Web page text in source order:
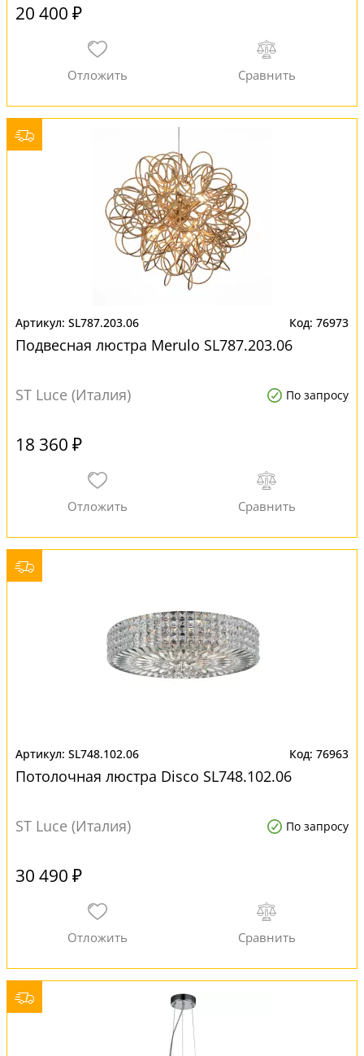
20 400 ₽
SL787.203.06 76973
Подвесная люстра Merulo SL787.203.06
ST Luce (Италия) По запросу
18 360 ₽
SL748.102.06 76963
Потолочная люстра Disco SL748.102.06
ST Luce (Италия) По запросу
30 490 ₽